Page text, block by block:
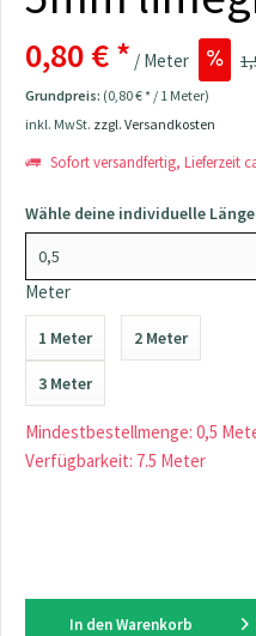
0,80 € * / Meter
Grundpreis: (0,80 € * / 1 Meter)
inkl. MwSt. zzgl. Versandkosten
Sofort versandfertig, Lieferzeit
Wähle deine individuelle
Meter
1 Meter 2 Meter
3 Meter
Mindestbestellmenge: 0,5
Verfügbarkeit: 7.5 Meter
In den Warenkorb